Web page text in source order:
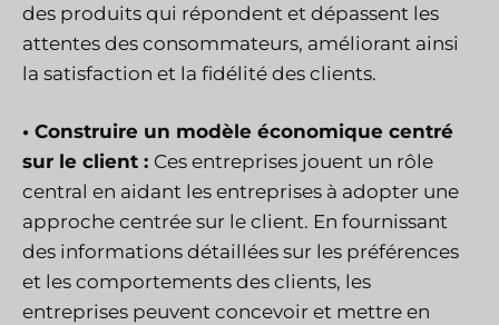
des produits qui répondent et dépassent les
attentes des consommateurs, améliorant ainsi
la satisfaction et la fidélité des clients.
• Construire un modèle économique centré
sur le client : Ces entreprises jouent un rôle
central en aidant les entreprises à adopter une
approche centrée sur le client. En fournissant
des informations détaillées sur les préférences
et les comportements des clients, les
entreprises peuvent concevoir et mettre en